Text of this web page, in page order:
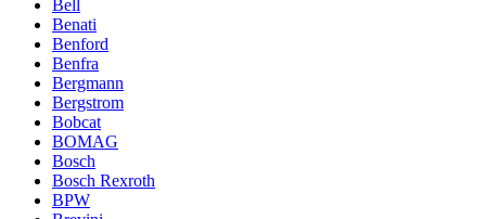
Bell
Benati
Benford
Benfra
Bergmann
Bergstrom
Bobcat
BOMAG
Bosch
Bosch Rexroth
BPW